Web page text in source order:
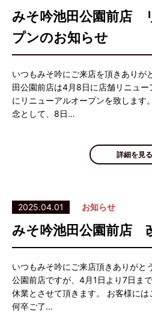
みそ吟池田公園前店
プンのお知らせ
いつもみそ吟にご来店を頂きありが
田公園前店は4月8日に店舗リニュ
にリニューアルオープンを致します
念として、8日…
詳細を見る
2025.04.01 お知らせ
みそ吟池田公園前店
いつもみそ吟にご来店頂きありがと
公園前店ですが、4月1日より7日ま
休業とさせて頂きます。 お客様には
何卒ご了…